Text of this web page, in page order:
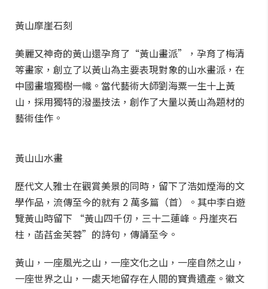
黃山摩崖石刻
美麗又神奇的黃山還孕育了“黃山畫派”，孕育了梅清
等畫家，創立了以黃山為主要表現對象的山水畫派，在
中國畫壇獨樹一幟。當代藝術大師劉海粟一生十上黃
山，採用獨特的潑墨技法，創作了大量以黃山為題材的
藝術佳作。
黃山山水畫
歷代文人雅士在觀賞美景的同時，留下了浩如煙海的文
學作品，流傳至今的就有 2 萬多篇（首）。其中李白遊
覽黃山時留下 “黃山四千仞，三十二蓮峰。丹崖夾石
柱，菡萏金芙蓉”的詩句，傳誦至今。
黃山，一座風光之山，一座文化之山，一座自然之山，
一座世界之山，一處天地留存在人間的寶貴遺產。徽文